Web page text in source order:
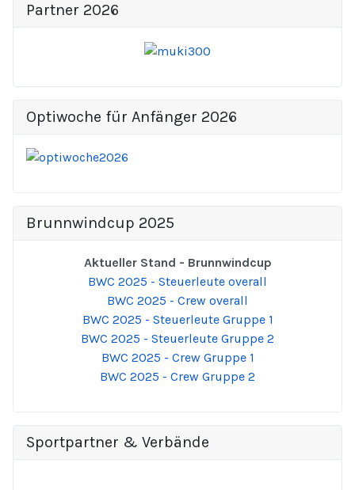
Partner 2026
Optiwoche für Anfänger 2026
Brunnwindcup 2025
Aktueller Stand - Brunnwindcup
BWC 2025 - Steuerleute overall
BWC 2025 - Crew overall
BWC 2025 - Steuerleute Gruppe 1
BWC 2025 - Steuerleute Gruppe 2
BWC 2025 - Crew Gruppe 1
BWC 2025 - Crew Gruppe 2
Sportpartner & Verbände